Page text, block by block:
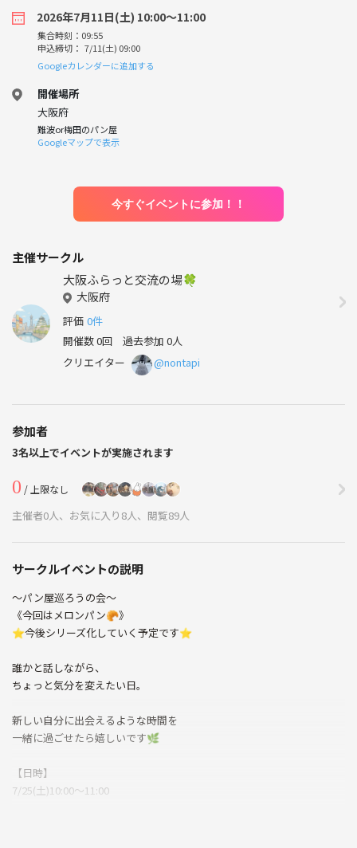
2026年7月11日(土) 10:00〜11:00
集合時刻：09:55
申込締切： 7/11(土) 09:00
Googleカレンダーに追加する
開催場所
大阪府
難波or梅田のパン屋
Googleマップで表示
今すぐイベントに参加！！
主催サークル
大阪ふらっと交流の場🍀
大阪府
評価 0件
開催数 0回 過去参加 0人
クリエイター
@nontapi
参加者
3名以上でイベントが実施されます
0 / 上限なし
主催者0人、お気に入り8人、閲覧89人
サークルイベントの説明
〜パン屋巡ろうの会〜
《今回はメロンパン🥐》
⭐️今後シリーズ化していく予定です⭐️
誰かと話しながら、
ちょっと気分を変えたい日。
新しい自分に出会えるような時間を
一緒に過ごせたら嬉しいです🌿
【日時】
7/25(土)10:00〜11:00